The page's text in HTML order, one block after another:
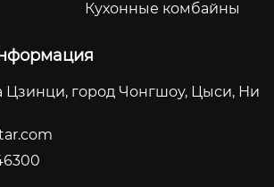
Кухонные комбайны
Цзинци, город Чонгшоу, Цыси, Ни